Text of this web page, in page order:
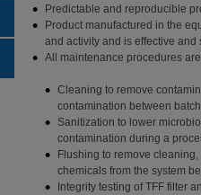
Predictable and reproducible
Product manufactured in the
and activity and is effective
All maintenance procedures
Cleaning to remove
contamination between
Sanitization to lower
contamination during a
Flushing to remove
chemicals from the system
Integrity testing of TFF filter